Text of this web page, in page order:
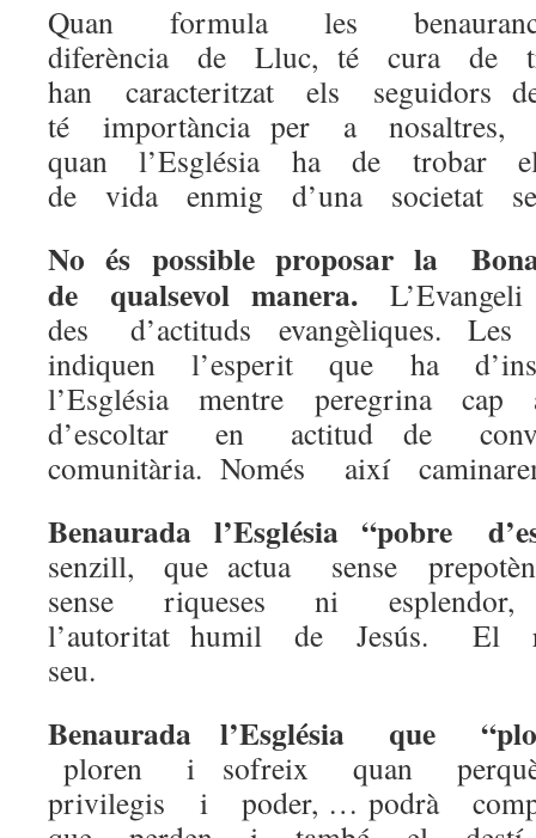
Quan formula les
diferència de Lluc, té cura de
han caracteritzat els seguidors
té importància per a nosaltres,
quan l’Església ha de
de vida enmig d’una societat
No és possible proposar la
de qualsevol manera.
des d’actituds evangèliques.
indiquen l’esperit que ha
l’Església mentre peregrina
d’escoltar en actitud de
comunitària. Només així
Benaurada l’Església “pobre
senzill, que actua sense
sense riqueses ni
l’autoritat humil de Jesús.
seu.
Benaurada l’Església que
ploren i sofreix quan
privilegis i poder, … podrà